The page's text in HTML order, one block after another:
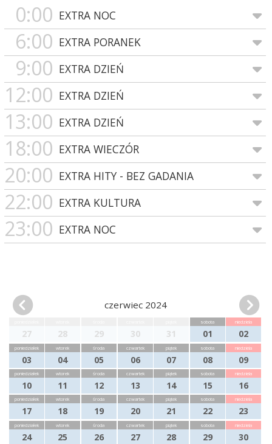
0:00 EXTRA NOC
6:00 EXTRA PORANEK
9:00 EXTRA DZIEŃ
12:00 EXTRA DZIEŃ
13:00 EXTRA DZIEŃ
18:00 EXTRA WIECZÓR
20:00 EXTRA HITY - BEZ GADANIA
22:00 EXTRA KULTURA
23:00 EXTRA NOC
czerwiec 2024
27 28 29 30 31
sobota
01
niedziela
02
poniedziałek
03
wtorek
04
środa
05
czwartek
06
piątek
07
sobota
08
niedziela
09
poniedziałek
10
wtorek
11
środa
12
czwartek
13
piątek
14
sobota
15
niedziela
16
poniedziałek
17
wtorek
18
środa
19
czwartek
20
piątek
21
sobota
22
niedziela
23
poniedziałek
24
wtorek
25
środa
26
czwartek
27
piątek
28
sobota
29
niedziela
30